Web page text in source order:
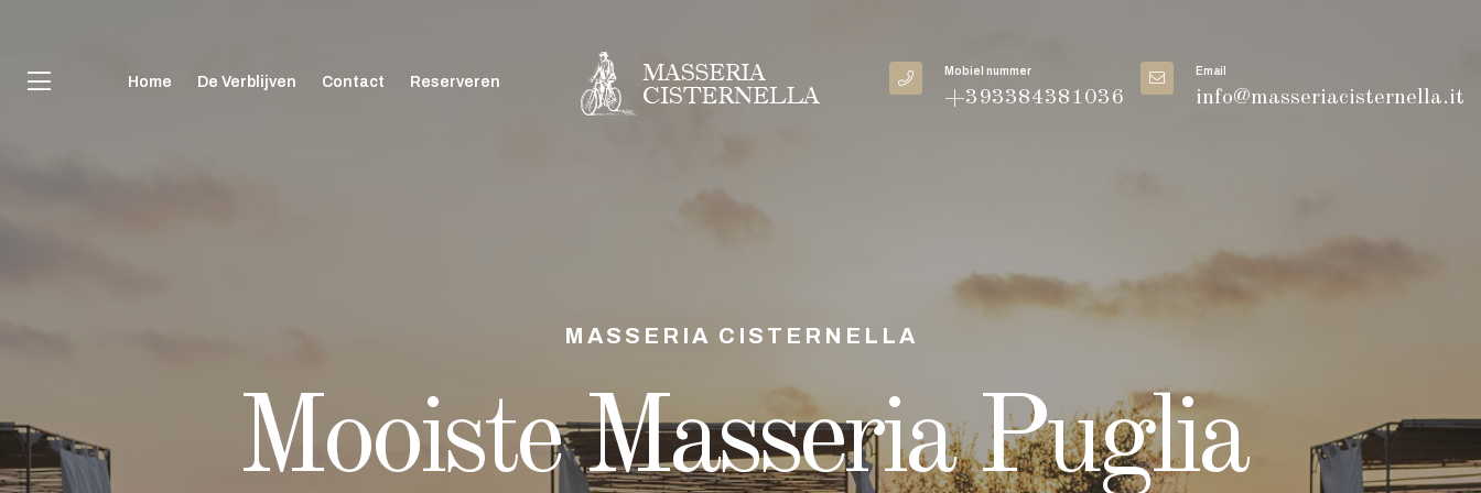
Home De Verblijven Contact Reserveren
Mobiel nummer
+393384381036
Email
info@masseriacisternella.it
MASSERIA CISTERNELLA
Mooiste Masseria Puglia
MASSERIA CISTERNELLA
Mooiste Masseria Puglia